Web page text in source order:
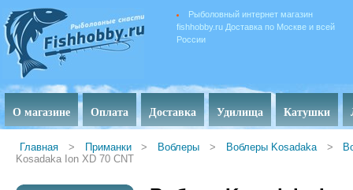
Рыболовный интернет магазин
fishhobby.ru Доставка по Москве и всей
России
О магазине Оплата Доставка Удилища Катушки
Главная > Приманки > Воблеры > Воблеры Kosadaka >
Kosadaka Ion XD 70 CNT